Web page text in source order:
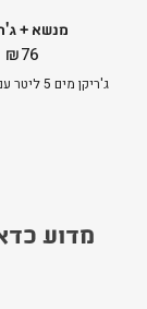
מנשא +
₪76
ג'ריקן מים 5 ליטר עם מנשא גב...
מדוע